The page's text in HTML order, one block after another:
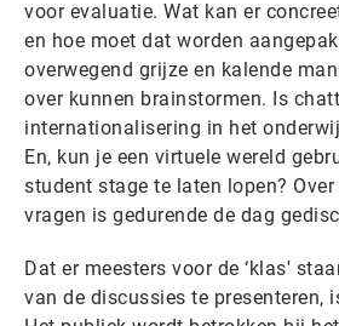
voor evaluatie. Wat kan er
en hoe moet dat worden
overwegend grijze en kalende
over kunnen brainstormen. Is
internationalisering in het
En, kun je een virtuele wereld
student stage te laten lopen?
vragen is gedurende de dag
Dat er meesters voor de ‘klas'
van de discussies te presenteren,